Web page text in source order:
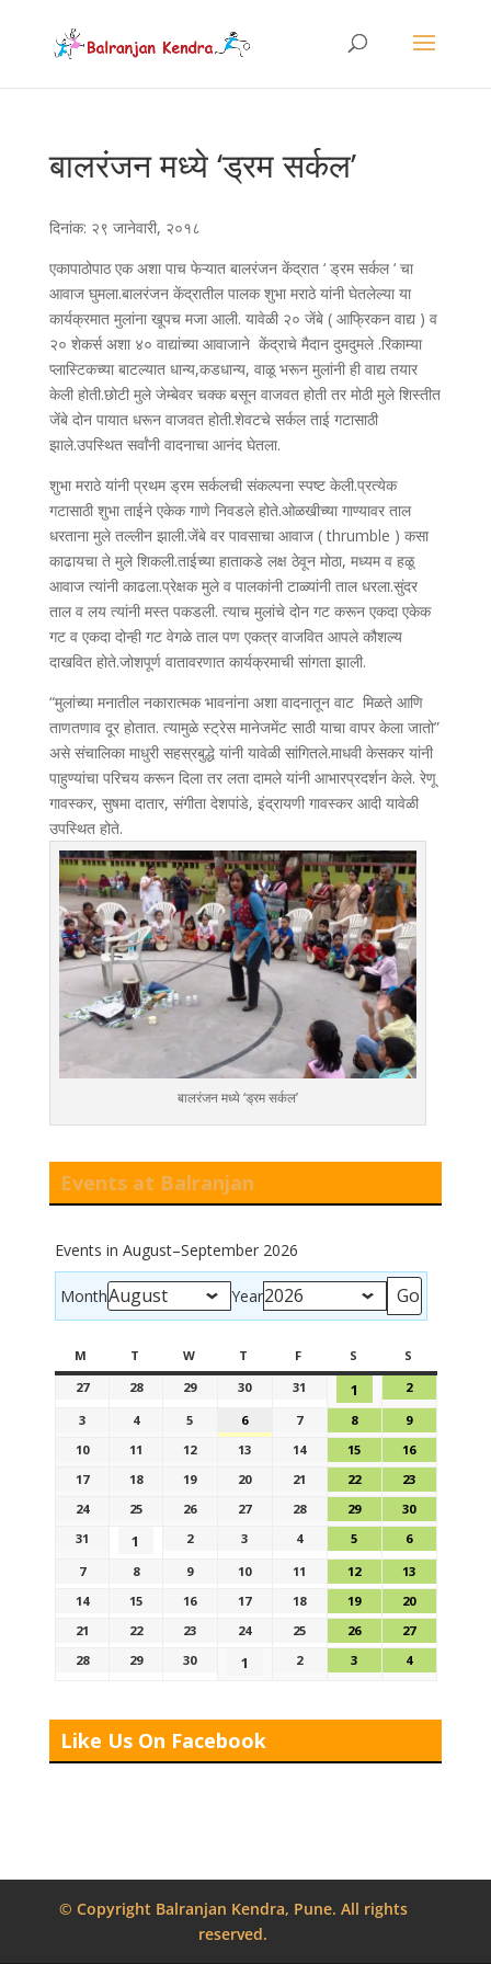
बालरंजन मध्ये ‘ड्रम सर्कल’
दिनांक: २९ जानेवारी, २०१८
एकापाठोपाठ एक अशा पाच फेऱ्यात बालरंजन केंद्रात ‘ ड्रम सर्कल ‘ चा
आवाज घुमला.बालरंजन केंद्रातील पालक शुभा मराठे यांनी घेतलेल्या या
कार्यक्रमात मुलांना खूपच मजा आली. यावेळी २० जेंबे ( आफ्रिकन वाद्य ) व
२० शेकर्स अशा ४० वाद्यांच्या आवाजाने केंद्राचे मैदान दुमदुमले .रिकाम्या
प्लास्टिकच्या बाटल्यात धान्य,कडधान्य, वाळू भरून मुलांनी ही वाद्य तयार
केली होती.छोटी मुले जेम्बेवर चक्क बसून वाजवत होती तर मोठी मुले शिस्तीत
जेंबे दोन पायात धरून वाजवत होती.शेवटचे सर्कल ताई गटासाठी
झाले.उपस्थित सर्वांनी वादनाचा आनंद घेतला.
शुभा मराठे यांनी प्रथम ड्रम सर्कलची संकल्पना स्पष्ट केली.प्रत्येक
गटासाठी शुभा ताईने एकेक गाणे निवडले होते.ओळखीच्या गाण्यावर ताल
धरताना मुले तल्लीन झाली.जेंबे वर पावसाचा आवाज ( thrumble ) कसा
काढायचा ते मुले शिकली.ताईच्या हाताकडे लक्ष ठेवून मोठा, मध्यम व हळू
आवाज त्यांनी काढला.प्रेक्षक मुले व पालकांनी टाळ्यांनी ताल धरला.सुंदर
ताल व लय त्यांनी मस्त पकडली. त्याच मुलांचे दोन गट करून एकदा एकेक
गट व एकदा दोन्ही गट वेगळे ताल पण एकत्र वाजवित आपले कौशल्य
दाखवित होते.जोशपूर्ण वातावरणात कार्यक्रमाची सांगता झाली.
“मुलांच्या मनातील नकारात्मक भावनांना अशा वादनातून वाट मिळते आणि
ताणतणाव दूर होतात. त्यामुळे स्ट्रेस मानेजमेंट साठी याचा वापर केला जातो”
असे संचालिका माधुरी सहस्रबुद्धे यांनी यावेळी सांगितले.माधवी केसकर यांनी
पाहुण्यांचा परिचय करून दिला तर लता दामले यांनी आभारप्रदर्शन केले. रेणू
गावस्कर, सुषमा दातार, संगीता देशपांडे, इंद्रायणी गावस्कर आदी यावेळी
उपस्थित होते.
बालरंजन मध्ये ‘ड्रम सर्कल’
Events at Balranjan
Events in August–September 2026
Month Year
M T W T F S
S
27
28 29 30 31 1
2
3
4 5 6 7 8
9
10
11 12 13 14 15
16
17
18 19 20 21 22
23
24
25 26 27 28 29
30
31
1 2 3 4 5
6
7
8 9 10 11 12
13
14
15 16 17 18 19
20
21
22 23 24 25 26
27
28
29 30 1 2 3 4
Like Us On Facebook
© Copyright Balranjan Kendra, Pune. All rights
reserved.